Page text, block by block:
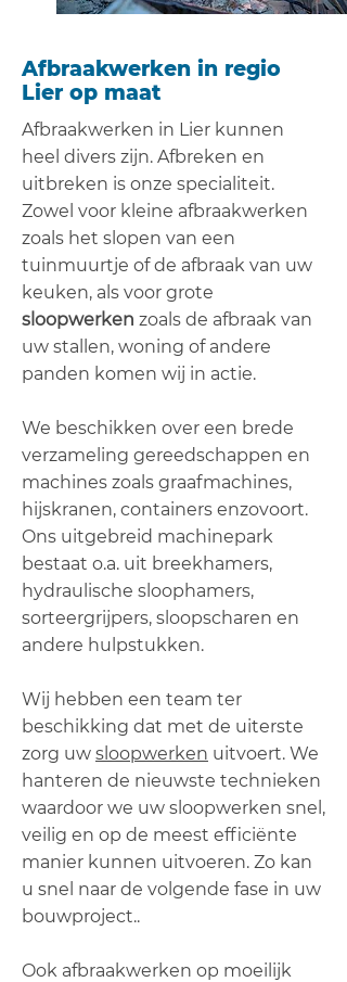
Afbraakwerken in regio
Lier op maat
Afbraakwerken in Lier kunnen
heel divers zijn. Afbreken en
uitbreken is onze specialiteit.
Zowel voor kleine afbraakwerken
zoals het slopen van een
tuinmuurtje of de afbraak van uw
keuken, als voor grote
sloopwerken zoals de afbraak van
uw stallen, woning of andere
panden komen wij in actie.
We beschikken over een brede
verzameling gereedschappen en
machines zoals graafmachines,
hijskranen, containers enzovoort.
Ons uitgebreid machinepark
bestaat o.a. uit breekhamers,
hydraulische sloophamers,
sorteergrijpers, sloopscharen en
andere hulpstukken.
Wij hebben een team ter
beschikking dat met de uiterste
zorg uw sloopwerken uitvoert. We
hanteren de nieuwste technieken
waardoor we uw sloopwerken snel,
veilig en op de meest efficiënte
manier kunnen uitvoeren. Zo kan
u snel naar de volgende fase in uw
bouwproject..
Ook afbraakwerken op moeilijk